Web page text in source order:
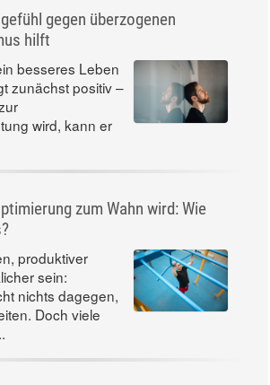
gegen überzogenen
hilft
besseres Leben
zunächst positiv –
wird, kann er
zum Wahn wird: Wie
produktiver
sein:
nichts dagegen,
Doch viele